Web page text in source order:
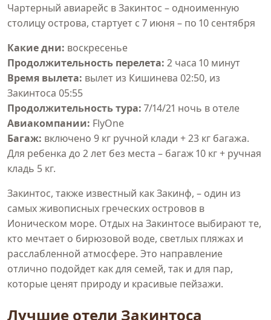
Чартерный авиарейс в Закинтос – одноименную
столицу острова, стартует с 7 июня – по 10 сентября
Какие дни: воскресенье
Продолжительность перелета: 2 часа 10 минут
Время вылета: вылет из Кишинева 02:50, из
Закинтоса 05:55
Продолжительность тура: 7/14/21 ночь в отеле
Авиакомпании: FlyOne
Багаж: включено 9 кг ручной клади + 23 кг багажа.
Для ребенка до 2 лет без места – багаж 10 кг + ручная
кладь 5 кг.
Закинтос, также известный как Закинф, – один из
самых живописных греческих островов в
Ионическом море. Отдых на Закинтосе выбирают те,
кто мечтает о бирюзовой воде, светлых пляжах и
расслабленной атмосфере. Это направление
отлично подойдет как для семей, так и для пар,
которые ценят природу и красивые пейзажи.
Лучшие отели Закинтоса